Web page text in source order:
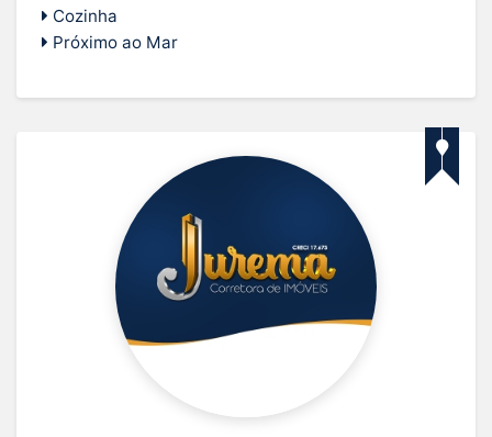
Cozinha
Próximo ao Mar